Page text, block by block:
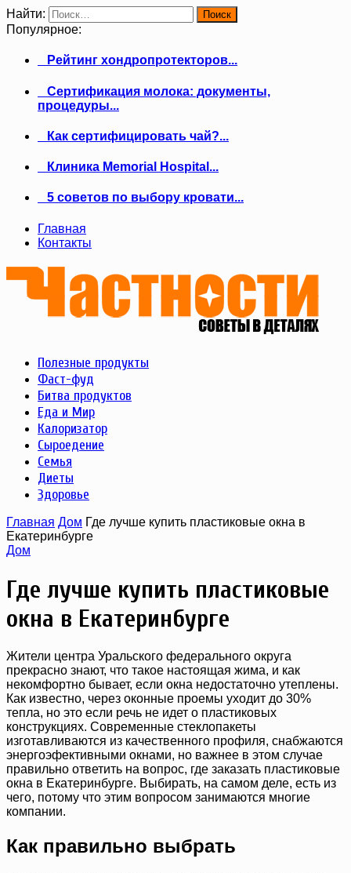
Найти:
Популярное:
Рейтинг хондропротекторов...
Сертификация молока: документы,
процедуры...
Как сертифицировать чай?...
Клиника Memorial Hospital...
5 советов по выбору кровати...
Главная
Контакты
Полезные продукты
Фаст-фуд
Битва продуктов
Еда и Мир
Калоризатор
Сыроедение
Семья
Диеты
Здоровье
Главная Дом Где лучше купить пластиковые окна в
Екатеринбурге
Дом
Где лучше купить пластиковые
окна в Екатеринбурге
Жители центра Уральского федерального округа
прекрасно знают, что такое настоящая жима, и как
некомфортно бывает, если окна недостаточно утеплены.
Как известно, через оконные проемы уходит до 30%
тепла, но это если речь не идет о пластиковых
конструкциях. Современные стеклопакеты
изготавливаются из качественного профиля, снабжаются
энергоэфективными окнами, но важнее в этом случае
правильно ответить на вопрос, где заказать пластиковые
окна в Екатеринбурге. Выбирать, на самом деле, есть из
чего, потому что этим вопросом занимаются многие
компании.
Как правильно выбрать